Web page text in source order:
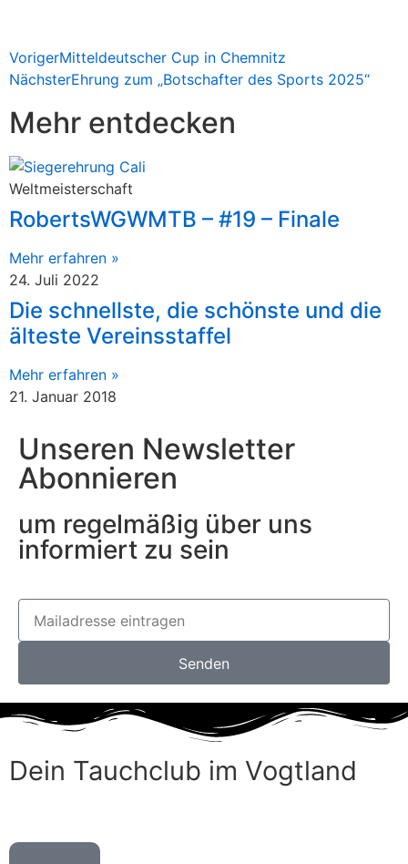
VorigerMitteldeutscher Cup in Chemnitz
NächsterEhrung zum „Botschafter des Sports 2025“
Mehr entdecken
Weltmeisterschaft
RobertsWGWMTB – #19 – Finale
Mehr erfahren »
24. Juli 2022
Die schnellste, die schönste und die
älteste Vereinsstaffel
Mehr erfahren »
21. Januar 2018
Unseren Newsletter
Abonnieren
um regelmäßig über uns
informiert zu sein
Senden
Dein Tauchclub im Vogtland